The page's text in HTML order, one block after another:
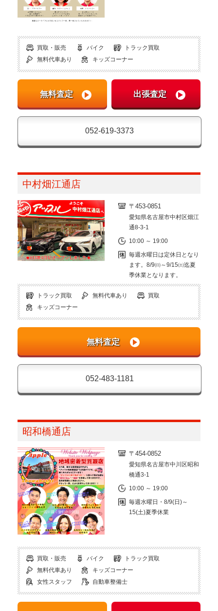
買取・販売 バイク
トラック買取
無料代車あり
キッズコーナー
052-619-3373
中村畑江通店
〒453-0851
愛知県名古屋市中村区畑江
通8-3-1
10:00 ～ 19:00
毎週水曜日は定休日となり
ます。8/9㈰～9/15㈯迄夏
季休業となります。
トラック買取 無料代車あり
買取
キッズコーナー
052-483-1181
昭和橋通店
〒454-0852
愛知県名古屋市中川区昭和
橋通3-1
10:00 ～ 19:00
毎週水曜日・8/9(日)～
15(土)夏季休業
買取・販売 バイク
トラック買取
無料代車あり
キッズコーナー
女性スタッフ
自動車整備士